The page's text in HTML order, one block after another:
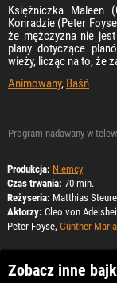
Księżniczka Maleen
Konradzie (Peter
że mężczyzna nie
plany dotyczące
wieży, licząc na to, że
Animowany, Baśń
Program nadawany w
Produkcja: Niemcy
Czas trwania: 70 min.
Reżyseria: Matthias
Aktorzy: Cleo von
Peter Foyse, Günther
Zobacz inne